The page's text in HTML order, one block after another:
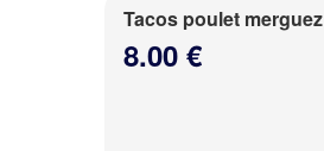
Tacos poulet merguez
8.00 €